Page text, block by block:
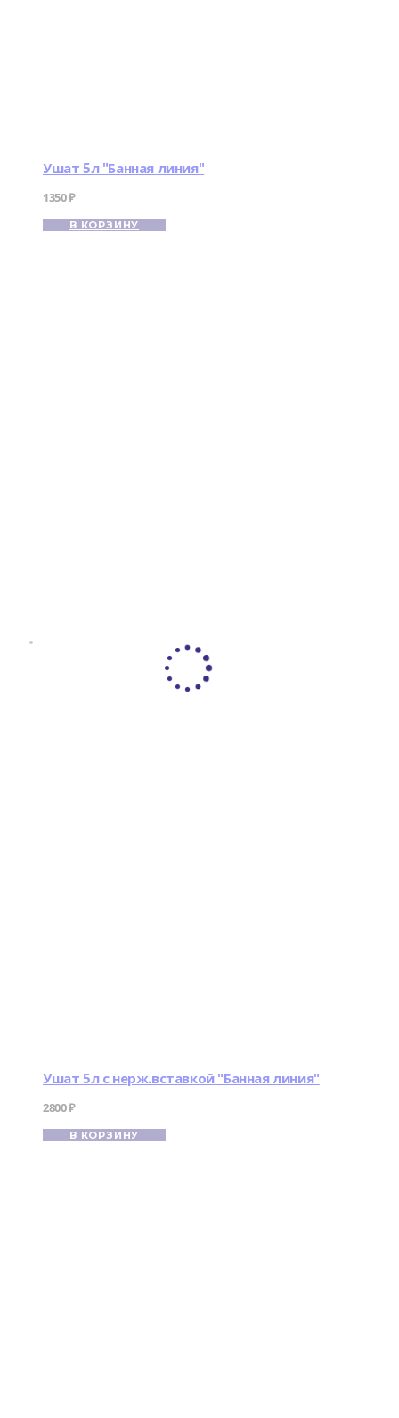
Ушат 5л "Банная линия"
1350₽
В КОРЗИНУ
Ушат 5л с нерж.вставкой "Банная линия"
2800₽
В КОРЗИНУ